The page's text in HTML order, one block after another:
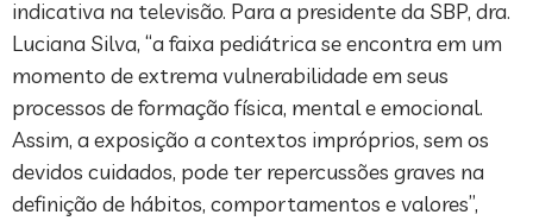
indicativa na televisão. Para a presidente da SBP, dra.
Luciana Silva, “a faixa pediátrica se encontra em um
momento de extrema vulnerabilidade em seus
processos de formação física, mental e emocional.
Assim, a exposição a contextos impróprios, sem os
devidos cuidados, pode ter repercussões graves na
definição de hábitos, comportamentos e valores”,